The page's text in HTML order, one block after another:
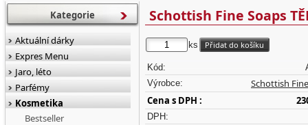
Schottish Fine Soaps
ks
Kód:
Výrobce:
Schottish
Cena s DPH :
DPH:
Kategorie
Aktuální dárky
Expres Menu
Jaro, léto
Parfémy
Kosmetika
Bestseller